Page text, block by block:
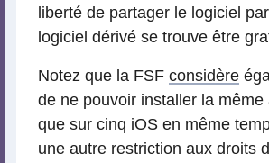
liberté de partager le logiciel
logiciel dérivé se trouve être
Notez que la FSF considère
de ne pouvoir installer la même
que sur cinq iOS en même
une autre restriction aux droits